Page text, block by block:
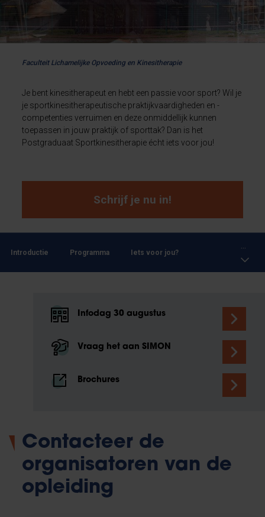
Faculteit Lichamelijke Opvoeding en Kinesitherapie
Je bent kinesitherapeut en hebt een passie voor sport? Wil je
je sportkinesitherapeutische praktijkvaardigheden en -
competenties verruimen en deze onmiddellijk kunnen
toepassen in jouw praktijk of sporttak? Dan is het
Postgraduaat Sportkinesitherapie écht iets voor jou!
Schrijf je nu in!
Introductie Programma Iets voor jou?
Infodag 30 augustus
Vraag het aan SIMON
Brochures
Contacteer de
organisatoren van de
opleiding